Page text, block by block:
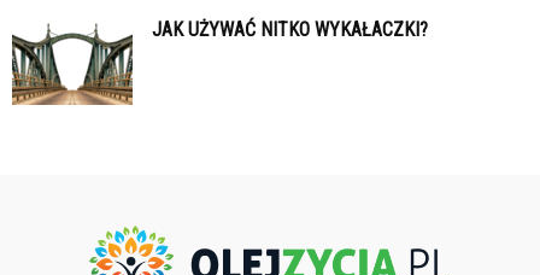
JAK UŻYWAĆ NITKO WYKAŁACZKI?